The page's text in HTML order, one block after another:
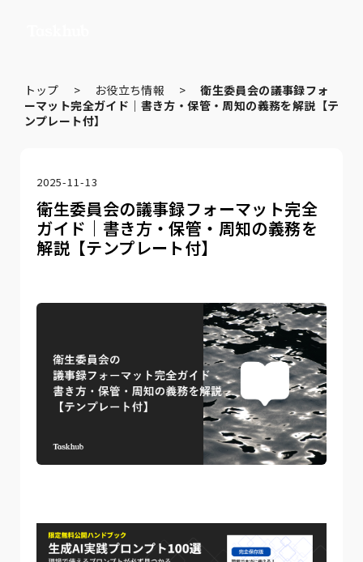
トップ > お役立ち情報 >衛生委員会の議事録フォ
ーマット完全ガイド｜書き方・保管・周知の義務を解説【テ
ンプレート付】
2025-11-13
衛生委員会の議事録フォーマット完全
ガイド｜書き方・保管・周知の義務を
解説【テンプレート付】